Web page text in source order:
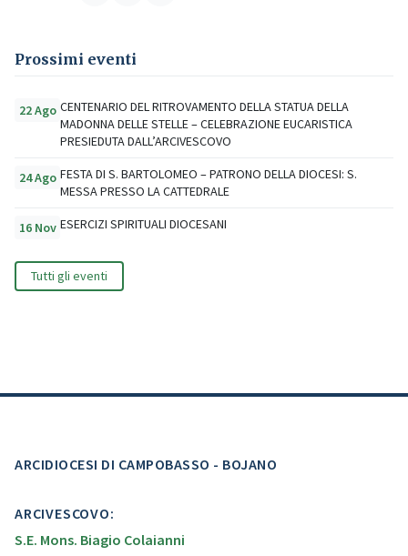
Prossimi eventi
22 Ago CENTENARIO DEL RITROVAMENTO DELLA STATUA DELLA
MADONNA DELLE STELLE – CELEBRAZIONE EUCARISTICA
PRESIEDUTA DALL’ARCIVESCOVO
24 Ago FESTA DI S. BARTOLOMEO – PATRONO DELLA DIOCESI: S.
MESSA PRESSO LA CATTEDRALE
16 Nov ESERCIZI SPIRITUALI DIOCESANI
Tutti gli eventi
ARCIDIOCESI DI CAMPOBASSO - BOJANO
ARCIVESCOVO:
S.E. Mons. Biagio Colaianni